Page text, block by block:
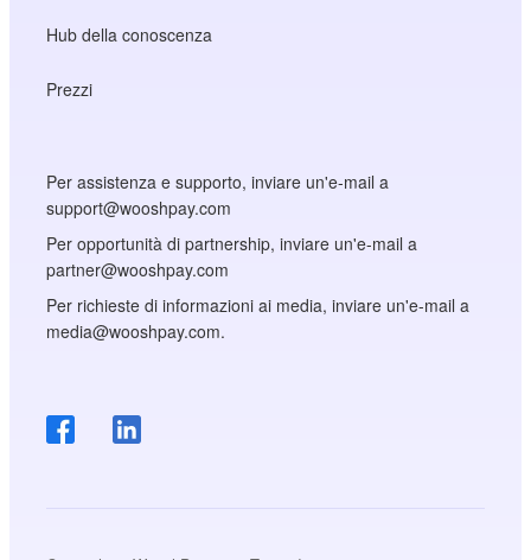
Hub della conoscenza
Prezzi
Per assistenza e supporto, inviare un'e-mail a
support@wooshpay.com
Per opportunità di partnership, inviare un'e-mail a
partner@wooshpay.com
Per richieste di informazioni ai media, inviare un'e-mail a
media@wooshpay.com.